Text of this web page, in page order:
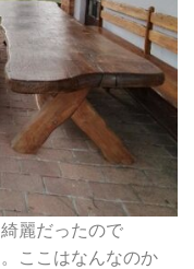
麗だったので
ここはなんなのか